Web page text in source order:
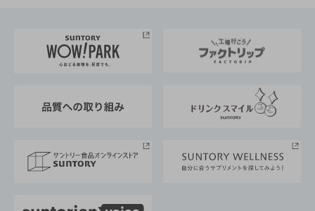
地域情報
サントリーサンバーズ大阪
サントリーが考えるサステナビリティ経営
企業概要
採用情報